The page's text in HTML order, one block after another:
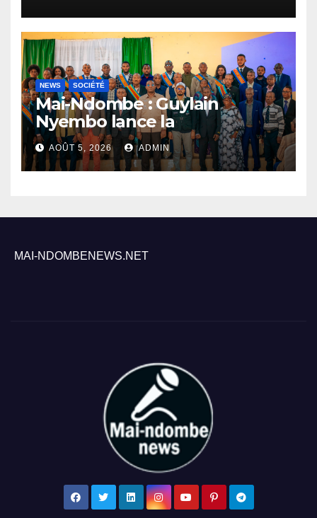
NEWS SOCIÉTÉ
Mai-Ndombe : Guylain
Nyembo lance la
sensibilisation au deuxième
recensement général à
Inongo
AOÛT 5, 2026 ADMIN
MAI-NDOMBENEWS.NET